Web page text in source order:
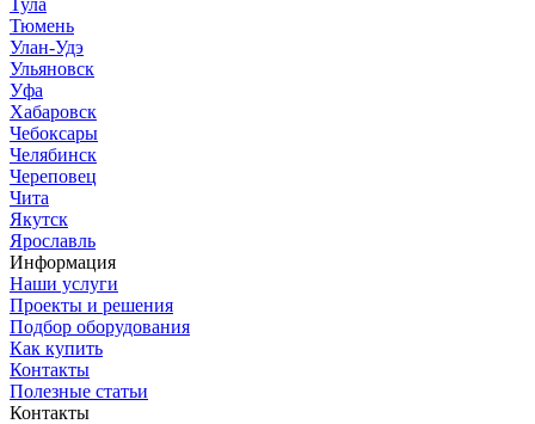
Тюмень
Улан-Удэ
Ульяновск
Уфа
Хабаровск
Чебоксары
Челябинск
Череповец
Чита
Якутск
Ярославль
Информация
Наши услуги
Проекты и решения
Подбор оборудования
Как купить
Контакты
Полезные статьи
Контакты